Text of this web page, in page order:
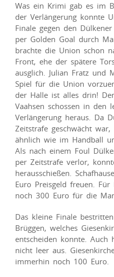
Was ein Krimi gab es im
der Verlängerung konnte
Finale gegen den
per Golden Goal durch
brachte die Union schon
Front, ehe der spätere
ausglich. Julian Fratz und
Spiel für die Union
der Halle ist alles drin!
Vaahsen schossen in den
Verlängerung heraus. Da
Zeitstrafe geschwächt war,
ähnlich wie im Handball
Als nach einem Foul
per Zeitstrafe verlor,
herausschießen.
Euro Preisgeld freuen.
noch 300 Euro für die
Das kleine Finale
Brüggen, welches
entscheiden konnte. Auch
nicht leer aus.
immerhin noch 100 Euro.